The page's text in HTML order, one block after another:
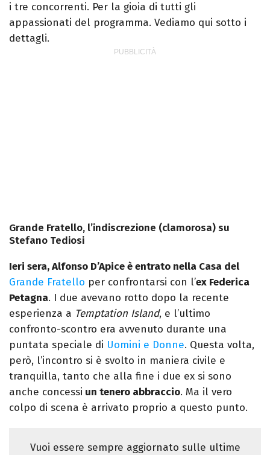
i tre concorrenti. Per la gioia di tutti gli
appassionati del programma. Vediamo qui sotto i
dettagli.
Grande Fratello, l’indiscrezione (clamorosa) su
Stefano Tediosi
Ieri sera, Alfonso D’Apice è entrato nella Casa del
Grande Fratello per confrontarsi con l’ex Federica
Petagna. I due avevano rotto dopo la recente
esperienza a Temptation Island, e l’ultimo
confronto-scontro era avvenuto durante una
puntata speciale di Uomini e Donne. Questa volta,
però, l’incontro si è svolto in maniera civile e
tranquilla, tanto che alla fine i due ex si sono
anche concessi un tenero abbraccio. Ma il vero
colpo di scena è arrivato proprio a questo punto.
Vuoi essere sempre aggiornato sulle ultime